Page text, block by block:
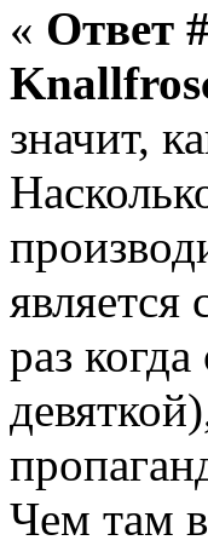
« Ответ
значит,
раз
Чем там